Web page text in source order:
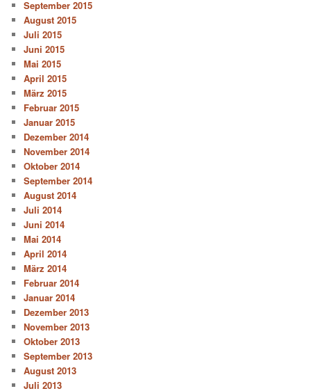
September 2015
August 2015
Juli 2015
Juni 2015
Mai 2015
April 2015
März 2015
Februar 2015
Januar 2015
Dezember 2014
November 2014
Oktober 2014
September 2014
August 2014
Juli 2014
Juni 2014
Mai 2014
April 2014
März 2014
Februar 2014
Januar 2014
Dezember 2013
November 2013
Oktober 2013
September 2013
August 2013
Juli 2013